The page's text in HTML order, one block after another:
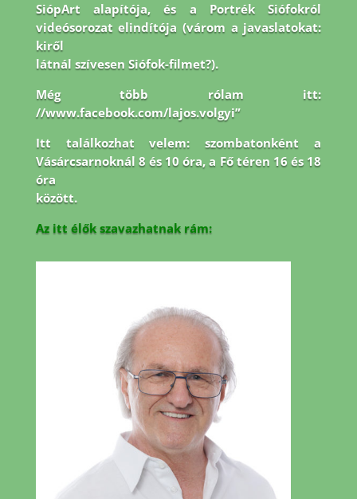
SiópArt alapítója, és a Portrék Siófokról
videósorozat elindítója (várom a javaslatokat:
kiről
látnál szívesen Siófok-filmet?).
Még több rólam itt:
//www.facebook.com/lajos.volgyi”
Itt találkozhat velem: szombatonként a
Vásárcsarnoknál 8 és 10 óra, a Fő téren 16 és 18
óra
között.
Az itt élők szavazhatnak rám: